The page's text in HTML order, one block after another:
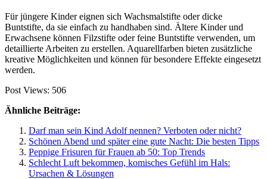
Für jüngere Kinder eignen sich Wachsmalstifte oder dicke
Buntstifte, da sie einfach zu handhaben sind. Ältere Kinder und
Erwachsene können Filzstifte oder feine Buntstifte verwenden, um
detaillierte Arbeiten zu erstellen. Aquarellfarben bieten zusätzliche
kreative Möglichkeiten und können für besondere Effekte eingesetzt
werden.
Post Views: 506
Ähnliche Beiträge:
Darf man sein Kind Adolf nennen? Verboten oder nicht?
Schönen Abend und später eine gute Nacht: Die besten Tipps
Peppige Frisuren für Frauen ab 50: Top Trends
Schlecht Luft bekommen, komisches Gefühl im Hals:
Ursachen & Lösungen